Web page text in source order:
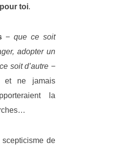
toi.
− que ce soit
adopter un
soit d’autre −
et ne jamais
la
de